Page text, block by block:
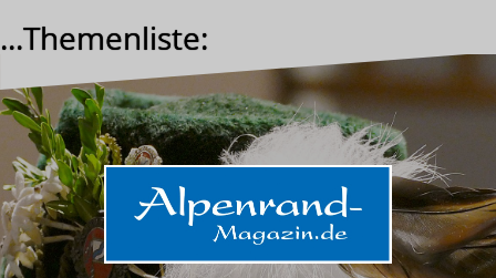
Inhalt
...Themenliste: